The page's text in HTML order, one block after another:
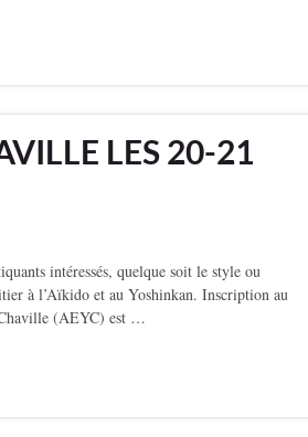
LES 20-21
intéressés, quelque soit le style ou
à l’Aïkido et au Yoshinkan. Inscription au
(AEYC) est …